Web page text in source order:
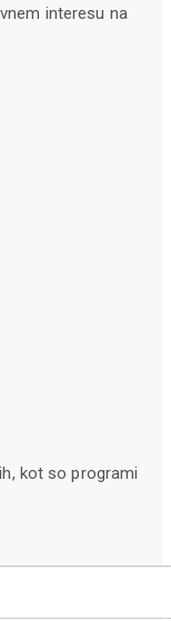
interesu na
kot so programi